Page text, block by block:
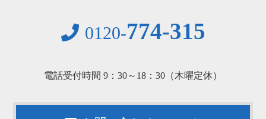
0120-774-315
電話受付時間 9：30～18：30（木曜定休）